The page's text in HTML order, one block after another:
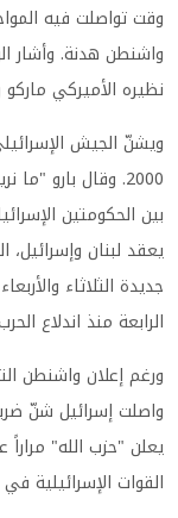
وقت تواصلت فيه
واشنطن هدنة. وأشار
نظيره الأميركي ماركو
ويشنّ الجيش
2000. وقال بارو
بين الحكومتين
يعقد لبنان وإسرائيل،
جديدة الثلاثاء
الرابعة منذ اندلاع
ورغم إعلان واشنطن
واصلت إسرائيل شنّ
يعلن "حزب الله"
القوات الإسرائيلية